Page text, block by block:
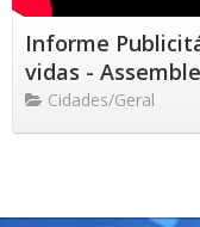
Informe
vidas -
Cidades/Geral